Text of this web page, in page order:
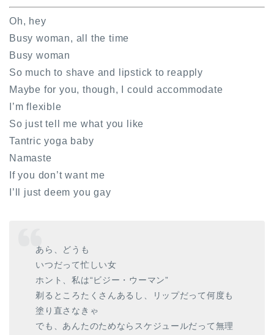
Oh, hey
Busy woman, all the time
Busy woman
So much to shave and lipstick to reapply
Maybe for you, though, I could accommodate
I’m flexible
So just tell me what you like
Tantric yoga baby
Namaste
If you don’t want me
I’ll just deem you gay
あら、どうも
いつだって忙しい女
ホント、私は“ビジー・ウーマン”
剃るところたくさんあるし、リップだって何度も
塗り直さなきゃ
でも、あんたのためならスケジュールだって無理